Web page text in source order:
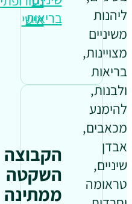
ליהנות
משיניים
מצויינות,
בריאות
ולבנות,
להימנע
מכאבים,
אבדן
שיניים,
טראומה
בריאות
אישי
הקבוצה
השקטה
ממתינה